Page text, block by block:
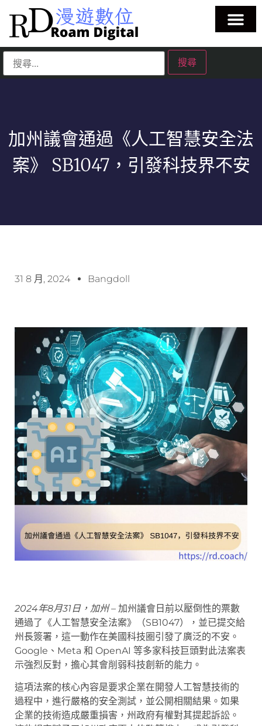
加州議會通過《人工智慧安全法
案》 SB1047，引發科技界不安
31 8 月, 2024 Bangdoll
2024年8月31日，加州 – 加州議會日前以壓倒性的票數
通過了《人工智慧安全法案》（SB1047），並已提交給
州長簽署，這一動作在美國科技圈引發了廣泛的不安。
Google、Meta 和 OpenAI 等多家科技巨頭對此法案表
示強烈反對，擔心其會削弱科技創新的能力。
這項法案的核心內容是要求企業在開發人工智慧技術的
過程中，進行嚴格的安全測試，並公開相關結果。如果
企業的技術造成嚴重損害，州政府有權對其提起訴訟。